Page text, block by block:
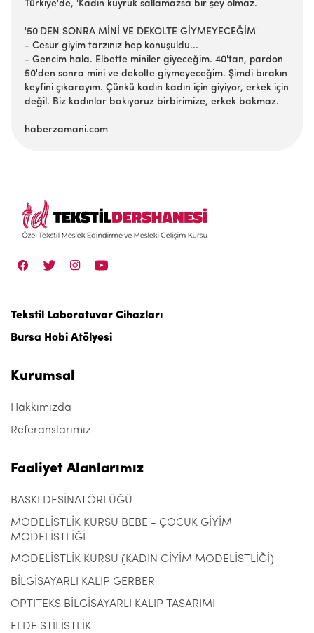
Türkiye'de, 'Kadın kuyruk sallamazsa bir şey olmaz.'
'50'DEN SONRA MİNİ VE DEKOLTE GİYMEYECEĞİM'
- Cesur giyim tarzınız hep konuşuldu...
- Gencim hala. Elbette miniler giyeceğim. 40'tan, pardon
50'den sonra mini ve dekolte giymeyeceğim. Şimdi bırakın
keyfini çıkarayım. Çünkü kadın kadın için giyiyor, erkek için
değil. Biz kadınlar bakıyoruz birbirimize, erkek bakmaz.
haberzamani.com
Tekstil Laboratuvar Cihazları
Bursa Hobi Atölyesi
Kurumsal
Hakkımızda
Referanslarımız
Faaliyet Alanlarımız
BASKI DESİNATÖRLÜĞÜ
MODELİSTLİK KURSU BEBE - ÇOCUK GİYİM
MODELİSTLİĞİ
MODELİSTLİK KURSU (KADIN GİYİM MODELİSTLİĞİ)
BİLGİSAYARLI KALIP GERBER
OPTITEKS BİLGİSAYARLI KALIP TASARIMI
ELDE STİLİSTLİK